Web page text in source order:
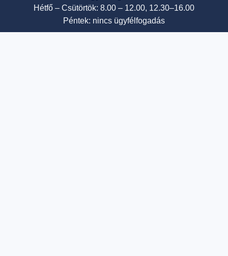
Hétfő – Csütörtök: 8.00 – 12.00, 12.30–16.00
Péntek: nincs ügyfélfogadás